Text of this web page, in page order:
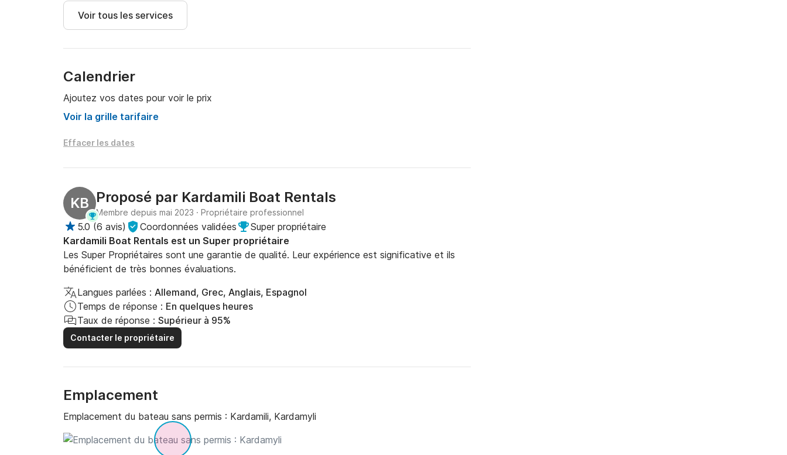
Voir tous les services
Calendrier
Ajoutez vos dates pour voir le prix
Voir la grille tarifaire
Effacer les dates
KB Proposé par Kardamili Boat Rentals
Membre depuis mai 2023 · Propriétaire professionnel
5.0 (6 avis) Coordonnées validées
Super propriétaire
Kardamili Boat Rentals est un Super propriétaire
Les Super Propriétaires sont une garantie de qualité. Leur expérience est significative et ils
bénéficient de très bonnes évaluations.
Langues parlées : Allemand, Grec, Anglais, Espagnol
Temps de réponse : En quelques heures
Taux de réponse : Supérieur à 95%
Contacter le propriétaire
Emplacement
Emplacement du bateau sans permis : Kardamili, Kardamyli